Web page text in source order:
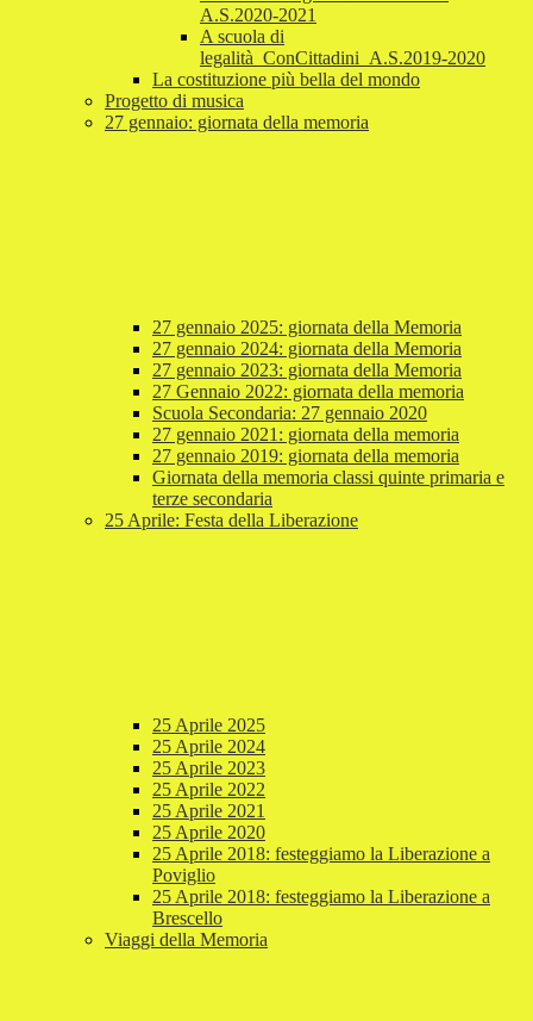
A.S.2020-2021
A scuola di
legalità_ConCittadini_A.S.2019-2020
La costituzione più bella del mondo
Progetto di musica
27 gennaio: giornata della memoria
27 gennaio 2025: giornata della Memoria
27 gennaio 2024: giornata della Memoria
27 gennaio 2023: giornata della Memoria
27 Gennaio 2022: giornata della memoria
Scuola Secondaria: 27 gennaio 2020
27 gennaio 2021: giornata della memoria
27 gennaio 2019: giornata della memoria
Giornata della memoria classi quinte primaria e
terze secondaria
25 Aprile: Festa della Liberazione
25 Aprile 2025
25 Aprile 2024
25 Aprile 2023
25 Aprile 2022
25 Aprile 2021
25 Aprile 2020
25 Aprile 2018: festeggiamo la Liberazione a
Poviglio
25 Aprile 2018: festeggiamo la Liberazione a
Brescello
Viaggi della Memoria